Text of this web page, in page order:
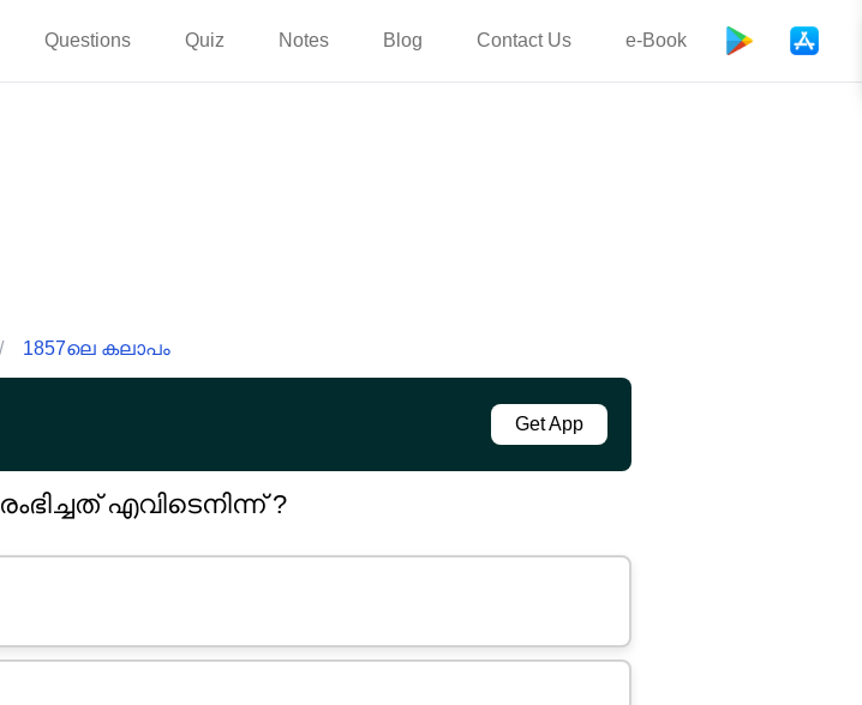
Questions Quiz Notes Blog Contact Us e-Book
/ 1857ലെ കലാപം
Get App
എവിടെനിന്ന് ?